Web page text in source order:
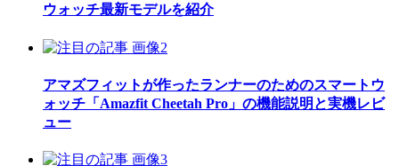
ウォッチ最新モデルを紹介
アマズフィットが作ったランナーのためのスマートウ
ォッチ「Amazfit Cheetah Pro」の機能説明と実機レビ
ュー